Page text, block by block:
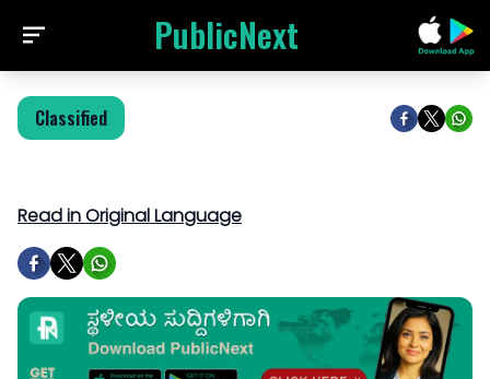
PublicNext
Classified
Read in Original Language